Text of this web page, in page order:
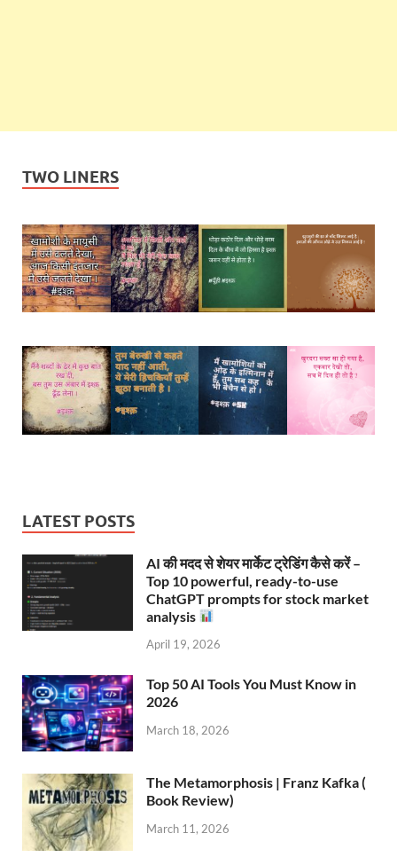
TWO LINERS
LATEST POSTS
AI की मदद से शेयर मार्केट ट्रेडिंग कैसे करें –
Top 10 powerful, ready-to-use
ChatGPT prompts for stock market
analysis
April 19, 2026
Top 50 AI Tools You Must Know in
2026
March 18, 2026
The Metamorphosis | Franz Kafka (
Book Review)
March 11, 2026